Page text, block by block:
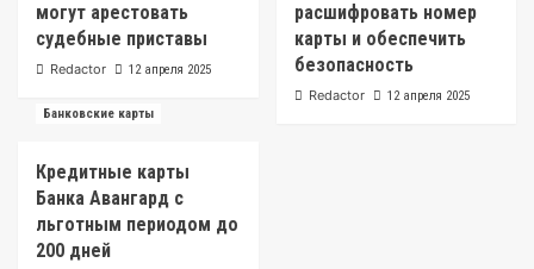
могут арестовать
судебные приставы
Redactor 12 апреля 2025
расшифровать номер
карты и обеспечить
безопасность
Redactor
12 апреля 2025
Банковские карты
Кредитные карты
Банка Авангард с
льготным периодом до
200 дней